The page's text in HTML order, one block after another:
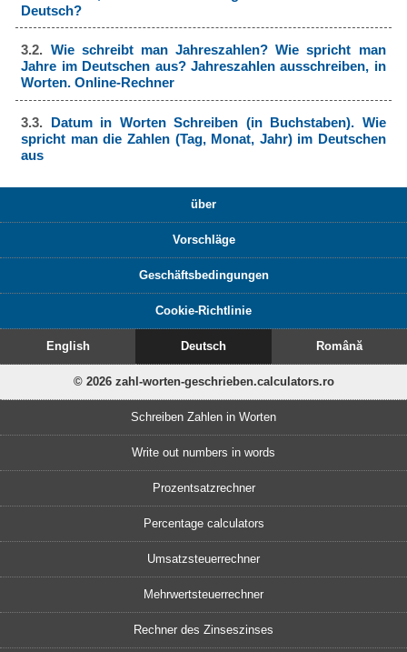
Deutsch?
3.2. Wie schreibt man Jahreszahlen? Wie spricht man
Jahre im Deutschen aus? Jahreszahlen ausschreiben, in
Worten. Online-Rechner
3.3. Datum in Worten Schreiben (in Buchstaben). Wie
spricht man die Zahlen (Tag, Monat, Jahr) im Deutschen
aus
über
Vorschläge
Geschäftsbedingungen
Cookie-Richtlinie
English Deutsch Română
© 2026 zahl-worten-geschrieben.calculators.ro
Schreiben Zahlen in Worten
Write out numbers in words
Prozentsatzrechner
Percentage calculators
Umsatzsteuerrechner
Mehrwertsteuerrechner
Rechner des Zinseszinses